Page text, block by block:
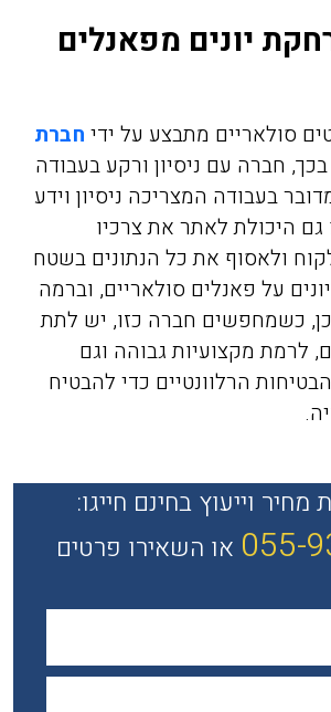
יונים מפאנלים
סולאריים מתבצע על ידי חברת
חברה עם ניסיון ורקע בעבודה
בעבודה המצריכה ניסיון וידע
גם היכולת לאתר את צרכיו
ולאסוף את כל הנתונים בשטח
על פאנלים סולאריים, וברמה
כשמחפשים חברה כזו, יש לתת
לרמת מקצועיות גבוהה וגם
הרלוונטיים כדי להבטיח
וייעוץ בחינם חייגו:
055- או השאירו פרטים